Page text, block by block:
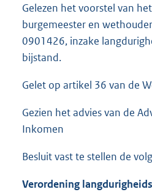
Gelezen het voorstel van
burgemeester en
0901426, inzake
bijstand.
Gelet op artikel 36 van de
Gezien het advies van de
Inkomen
Besluit vast te stellen de
Verordening